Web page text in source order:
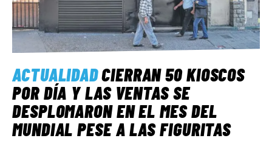
ACTUALIDADCIERRAN 50 KIOSCOS
POR DÍA Y LAS VENTAS SE
DESPLOMARON EN EL MES DEL
MUNDIAL PESE A LAS FIGURITAS